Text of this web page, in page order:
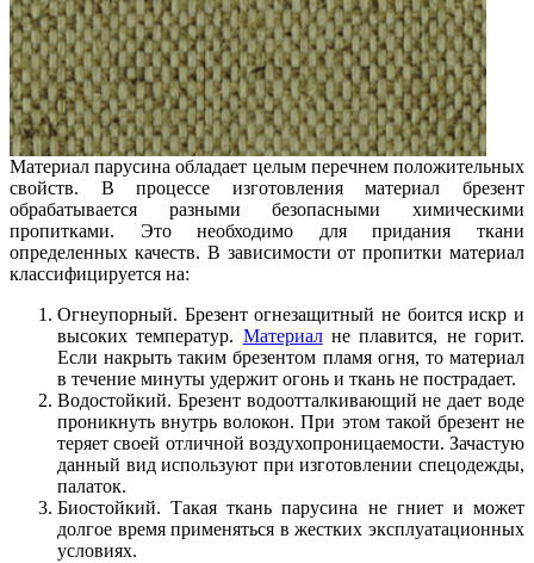
Материал парусина обладает целым перечнем положительных
свойств. В процессе изготовления материал брезент
обрабатывается разными безопасными химическими
пропитками. Это необходимо для придания ткани
определенных качеств. В зависимости от пропитки материал
классифицируется на:
Огнеупорный. Брезент огнезащитный не боится искр и
высоких температур. Материалне плавится, не горит.
Если накрыть таким брезентом пламя огня, то материал
в течение минуты удержит огонь и ткань не пострадает.
Водостойкий. Брезент водоотталкивающий не дает воде
проникнуть внутрь волокон. При этом такой брезент не
теряет своей отличной воздухопроницаемости. Зачастую
данный вид используют при изготовлении спецодежды,
палаток.
Биостойкий. Такая ткань парусина не гниет и может
долгое время применяться в жестких эксплуатационных
условиях.